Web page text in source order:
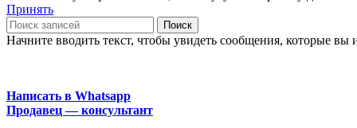
Принять
Поиск
Начните вводить текст, чтобы увидеть сообщения, которые вы
Написать в Whatsapp
Продавец — консультант